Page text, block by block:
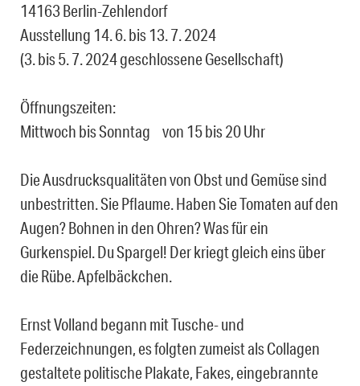
14163 Berlin-Zehlendorf
Ausstellung 14. 6. bis 13. 7. 2024
(3. bis 5. 7. 2024 geschlossene Gesellschaft)
Öffnungszeiten:
Mittwoch bis Sonntag von 15 bis 20 Uhr
Die Ausdrucksqualitäten von Obst und Gemüse sind
unbestritten. Sie Pflaume. Haben Sie Tomaten auf den
Augen? Bohnen in den Ohren? Was für ein
Gurkenspiel. Du Spargel! Der kriegt gleich eins über
die Rübe. Apfelbäckchen.
Ernst Volland begann mit Tusche- und
Federzeichnungen, es folgten zumeist als Collagen
gestaltete politische Plakate, Fakes, eingebrannte